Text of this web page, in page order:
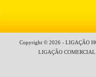
Copyright © 2026 - LIGAÇÃO
LIGAÇÃO